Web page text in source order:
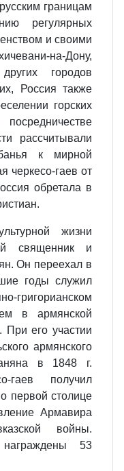
границам
регулярных
и своими
на-Дону,
городов
Россия также
горских
рассчитывали
к мирной
черкесо-гаев от
обретала в
жизни
священник и
Он переехал в
годы служил
в армянской
При его участии
армянского
в 1848 г.
гаев получил
первой столице
Армавира
войны.
53